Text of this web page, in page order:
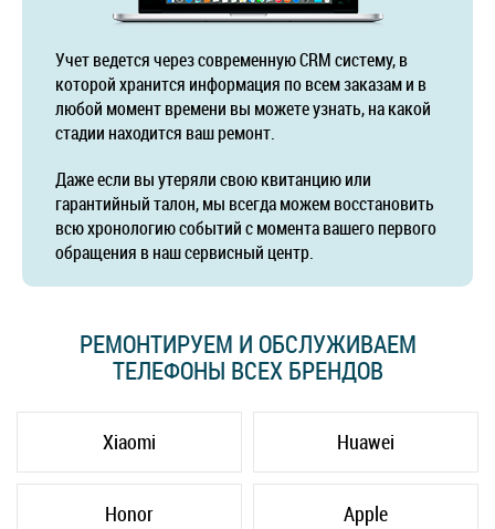
Учет ведется через современную CRM систему, в
которой хранится информация по всем заказам и в
любой момент времени вы можете узнать, на какой
стадии находится ваш ремонт.
Даже если вы утеряли свою квитанцию или
гарантийный талон, мы всегда можем восстановить
всю хронологию событий с момента вашего первого
обращения в наш сервисный центр.
РЕМОНТИРУЕМ И ОБСЛУЖИВАЕМ
ТЕЛЕФОНЫ ВСЕХ БРЕНДОВ
Xiaomi Huawei
Honor Apple